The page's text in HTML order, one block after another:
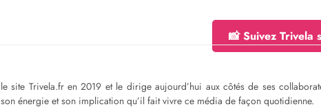
📸 Suivez Trivela
site Trivela.fr en 2019 et le dirige aujourd’hui aux côtés de ses
son énergie et son implication qu’il fait vivre ce média de façon quotidienne.